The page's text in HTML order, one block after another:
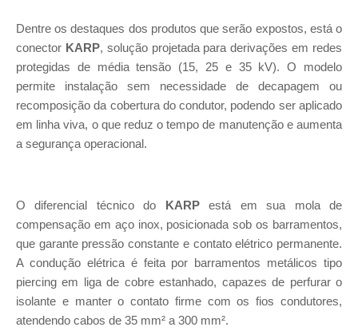
Dentre os destaques dos produtos que serão expostos, está o
conector KARP, solução projetada para derivações em redes
protegidas de média tensão (15, 25 e 35 kV). O modelo
permite instalação sem necessidade de decapagem ou
recomposição da cobertura do condutor, podendo ser aplicado
em linha viva, o que reduz o tempo de manutenção e aumenta
a segurança operacional.
O diferencial técnico do KARPestá em sua mola de
compensação em aço inox, posicionada sob os barramentos,
que garante pressão constante e contato elétrico permanente.
A condução elétrica é feita por barramentos metálicos tipo
piercing em liga de cobre estanhado, capazes de perfurar o
isolante e manter o contato firme com os fios condutores,
atendendo cabos de 35 mm² a 300 mm².